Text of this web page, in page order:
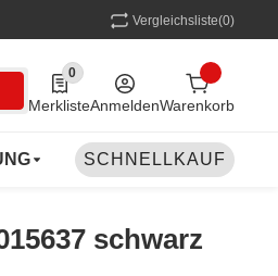
Vergleichsliste(0)
0
0 Produkte in der Liste
MerklisteAnmeldenWarenkorb
MEHRWEG
SCHNELLKAUF
schwarz